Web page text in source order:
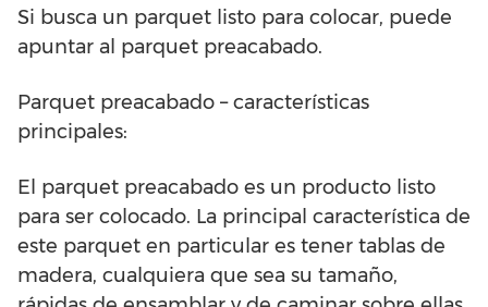
Si busca un parquet listo para colocar, puede
apuntar al parquet preacabado.
Parquet preacabado – características
principales:
El parquet preacabado es un producto listo
para ser colocado. La principal característica de
este parquet en particular es tener tablas de
madera, cualquiera que sea su tamaño,